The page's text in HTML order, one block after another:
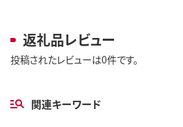
返礼品レビュー
投稿されたレビューは0件です。
関連キーワード